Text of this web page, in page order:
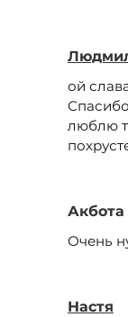
ой
люблю
Акбота
Очень
Настя